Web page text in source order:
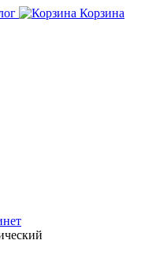
Корзина